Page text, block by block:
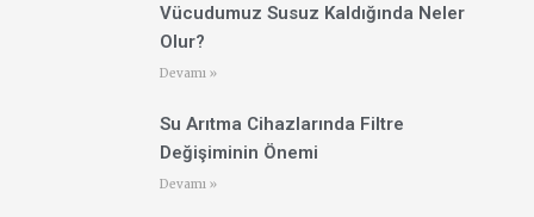
Vücudumuz Susuz Kaldığında Neler
Olur?
Devamı »
Su Arıtma Cihazlarında Filtre
Değişiminin Önemi
Devamı »